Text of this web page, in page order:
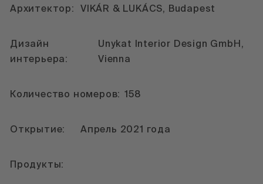
Архитектор: VIKÁR & LUKÁCS, Budapest
Дизайн
интерьера:
Unykat Interior Design GmbH,
Vienna
Количество номеров: 158
Открытие: Апрель 2021 года
Продукты: